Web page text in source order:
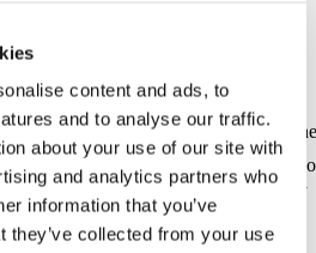
content and ads, to
and to analyse our traffic.
about your use of our site with
and analytics partners who
information that you’ve
they’ve collected from your use
alcuna responsabilità sulla
a destinazione finale.
e/o i rifiuti di blocchi di vetro devono
alle disposizioni delle autorità